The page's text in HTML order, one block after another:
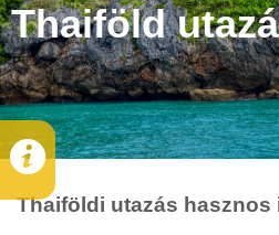
Thaiföld
Thaiföldi utazás hasznos